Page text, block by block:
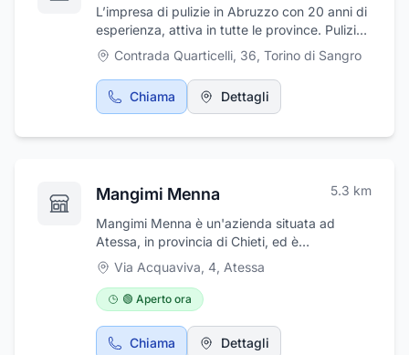
L’impresa di pulizie in Abruzzo con 20 anni di
esperienza, attiva in tutte le province. Pulizie
e sanificazioni garantite, ecologiche e
professionali.
Contrada Quarticelli, 36, Torino di Sangro
Chiama Dettagli
Mangimi Menna 5.3 km
Mangimi Menna è un'azienda situata ad
Atessa, in provincia di Chieti, ed è
specializzata nella produzione e vendita di
mangimi, cereali, foraggi e integratori
zootecnici per diverse tipologie di animali.
Servendo allevatori di bovini, suini, ovini,
pollame e cavalli, l'azienda si distingue per la
sua capacità di consegnare direttamente
Via Acquaviva, 4, Atessa
🟢 Aperto ora
Chiama Dettagli